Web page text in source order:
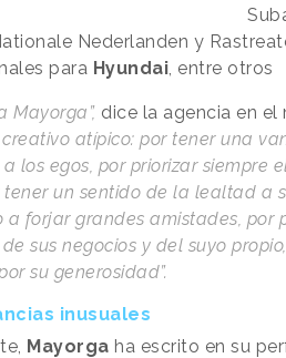
Nederlanden y
para Hyundai , entre otros
Mayorga”, dice la agencia en el
atípico: por tener una
los egos, por priorizar siempre
tener un sentido de la lealtad a
forjar grandes amistades, por
sus negocios y del suyo
su generosidad”.
inusuales
Mayorga ha escrito en su